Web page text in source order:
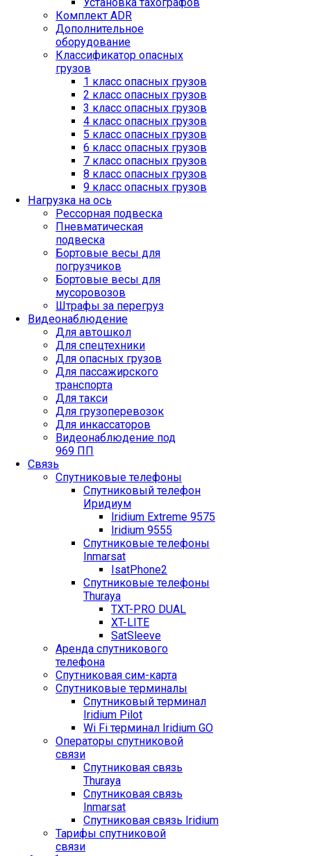
Комплект ADR
Дополнительное
оборудование
Классификатор опасных
грузов
1 класс опасных грузов
2 класс опасных грузов
3 класс опасных грузов
4 класс опасных грузов
5 класс опасных грузов
6 класс опасных грузов
7 класс опасных грузов
8 класс опасных грузов
9 класс опасных грузов
Нагрузка на ось
Рессорная подвеска
Пневматическая
подвеска
Бортовые весы для
погрузчиков
Бортовые весы для
мусоровозов
Штрафы за перегруз
Видеонаблюдение
Для автошкол
Для спецтехники
Для опасных грузов
Для пассажирского
транспорта
Для такси
Для грузоперевозок
Для инкассаторов
Видеонаблюдение под
969 ПП
Связь
Спутниковые телефоны
Спутниковый телефон
Иридиум
Iridium Extreme 9575
Iridium 9555
Спутниковые телефоны
Inmarsat
IsatPhone2
Спутниковые телефоны
Thuraya
TXT-PRO DUAL
XT-LITE
SatSleeve
Аренда спутникового
телефона
Спутниковая сим-карта
Спутниковые терминалы
Спутниковый терминал
Iridium Pilot
Wi Fi терминал Iridium GO
Операторы спутниковой
связи
Спутниковая связь
Thuraya
Спутниковая связь
Inmarsat
Спутниковая связь Iridium
Тарифы спутниковой
связи